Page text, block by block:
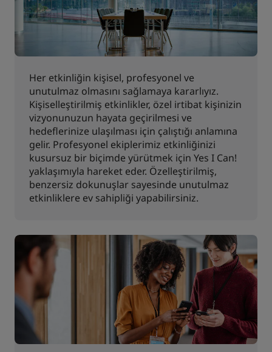
Her etkinliğin kişisel, profesyonel ve
unutulmaz olmasını sağlamaya kararlıyız.
Kişiselleştirilmiş etkinlikler, özel irtibat kişinizin
vizyonunuzun hayata geçirilmesi ve
hedeflerinize ulaşılması için çalıştığı anlamına
gelir. Profesyonel ekiplerimiz etkinliğinizi
kusursuz bir biçimde yürütmek için Yes I Can!
yaklaşımıyla hareket eder. Özelleştirilmiş,
benzersiz dokunuşlar sayesinde unutulmaz
etkinliklere ev sahipliği yapabilirsiniz.